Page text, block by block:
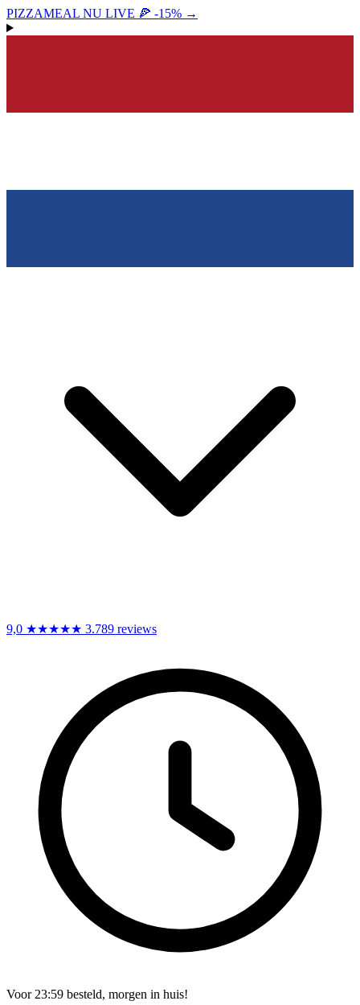
PIZZAMEAL NU LIVE 🍕 -15% →
9,0 ★★★★★ 3.789 reviews
Voor 23:59 besteld, morgen in huis!